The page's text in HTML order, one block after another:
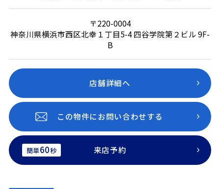
〒220-0004
神奈川県横浜市西区北幸１丁目5-4 四谷学院第２ビル 9F-
B
店舗詳細へ
この物件にお問い合わせする
簡単60秒 来店予約